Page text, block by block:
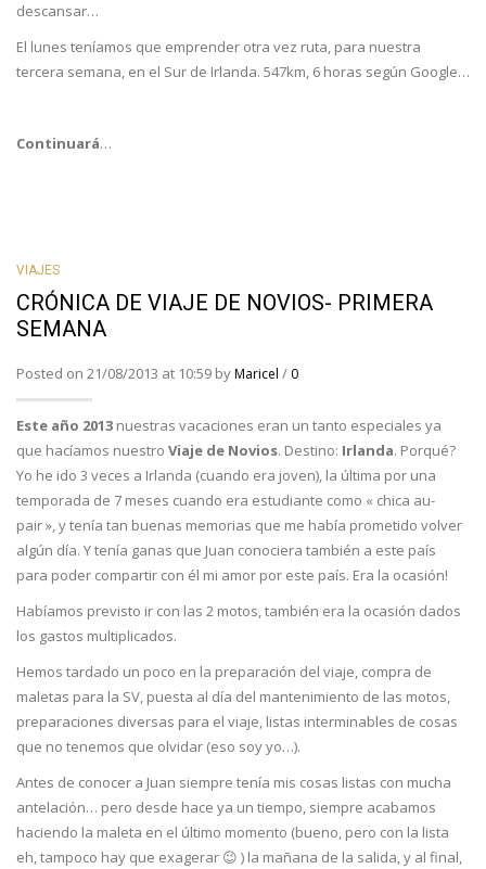
descansar…
El lunes teníamos que emprender otra vez ruta, para nuestra
tercera semana, en el Sur de Irlanda. 547km, 6 horas según Google…
Continuará…
VIAJES
CRÓNICA DE VIAJE DE NOVIOS- PRIMERA
SEMANA
Posted on 21/08/2013 at 10:59 byMaricel / 0
Este año 2013 nuestras vacaciones eran un tanto especiales ya
que hacíamos nuestro Viaje de Novios. Destino: Irlanda. Porqué?
Yo he ido 3 veces a Irlanda (cuando era joven), la última por una
temporada de 7 meses cuando era estudiante como « chica au-
pair », y tenía tan buenas memorias que me había prometido volver
algún día. Y tenía ganas que Juan conociera también a este país
para poder compartir con él mi amor por este país. Era la ocasión!
Habíamos previsto ir con las 2 motos, también era la ocasión dados
los gastos multiplicados.
Hemos tardado un poco en la preparación del viaje, compra de
maletas para la SV, puesta al día del mantenimiento de las motos,
preparaciones diversas para el viaje, listas interminables de cosas
que no tenemos que olvidar (eso soy yo…).
Antes de conocer a Juan siempre tenía mis cosas listas con mucha
antelación… pero desde hace ya un tiempo, siempre acabamos
haciendo la maleta en el último momento (bueno, pero con la lista
eh, tampoco hay que exagerar 😉 ) la mañana de la salida, y al final,